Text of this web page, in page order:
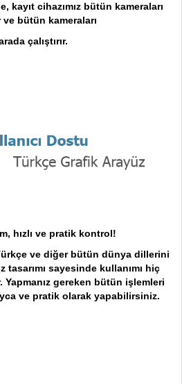
kayıt cihazımız bütün kameraları
bütün kameraları
çalıştırır.
hızlı ve pratik kontrol!
Türkçe ve diğer bütün dünya dillerini
tasarımı sayesinde kullanımı hiç
Yapmanız gereken bütün işlemleri
ve pratik olarak yapabilirsiniz.